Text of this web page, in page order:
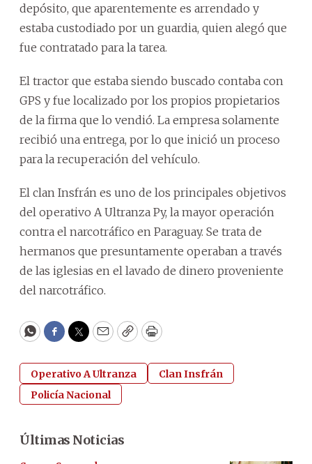
depósito, que aparentemente es arrendado y
estaba custodiado por un guardia, quien alegó que
fue contratado para la tarea.
El tractor que estaba siendo buscado contaba con
GPS y fue localizado por los propios propietarios
de la firma que lo vendió. La empresa solamente
recibió una entrega, por lo que inició un proceso
para la recuperación del vehículo.
El clan Insfrán es uno de los principales objetivos
del operativo A Ultranza Py, la mayor operación
contra el narcotráfico en Paraguay. Se trata de
hermanos que presuntamente operaban a través
de las iglesias en el lavado de dinero proveniente
del narcotráfico.
WhatsApp
Facebook
Twitter
EmailCopyPrint
Operativo A Ultranza
Clan Insfrán
Policía Nacional
Últimas Noticias